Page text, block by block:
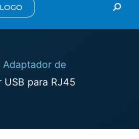
Adaptador de
para RJ45